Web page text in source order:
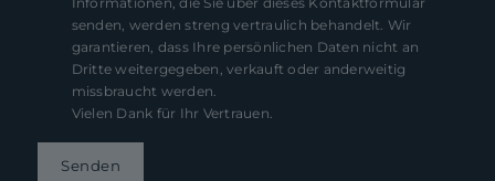
senden, werden streng vertraulich behandelt. Wir
garantieren, dass Ihre persönlichen Daten nicht an
Dritte weitergegeben, verkauft oder anderweitig
missbraucht werden.
Vielen Dank für Ihr Vertrauen.
Senden